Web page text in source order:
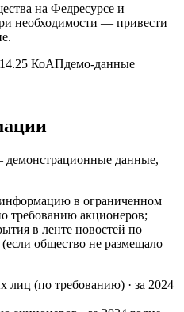
на Федресурсе и
необходимости — привести
14.25 КоАПдемо-данные
демонстрационные данные,
в ограниченном
требованию акционеров;
в ленте новостей по
общество не размещало
лиц (по требованию) · за 2024